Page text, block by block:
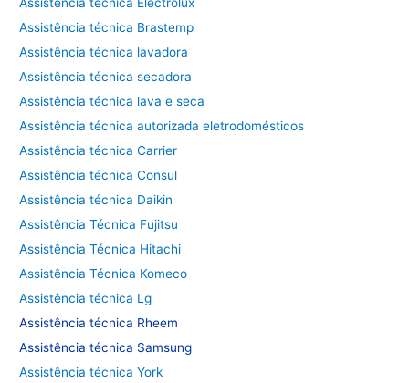
Assistência técnica Brastemp
Assistência técnica lavadora
Assistência técnica secadora
Assistência técnica lava e seca
Assistência técnica autorizada eletrodomésticos
Assistência técnica Carrier
Assistência técnica Consul
Assistência técnica Daikin
Assistência Técnica Fujitsu
Assistência Técnica Hitachi
Assistência Técnica Komeco
Assistência técnica Lg
Assistência técnica Rheem
Assistência técnica Samsung
Assistência técnica York